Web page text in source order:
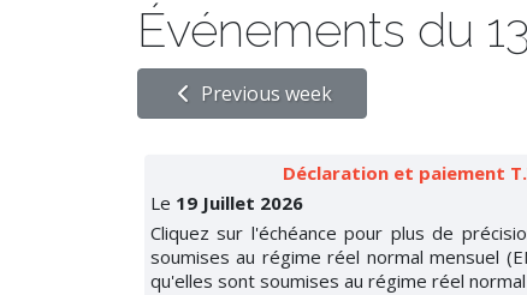
Événements du
Previous week
Déclaration et paiement
Le 19 Juillet 2026
Cliquez sur l'échéance pour plus de
soumises au régime réel normal mensuel
qu'elles sont soumises au régime réel normal